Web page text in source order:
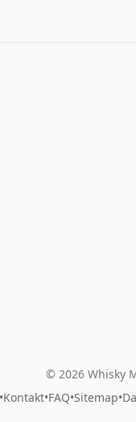
© 2026 Whisky
•Kontakt•FAQ•Sitemap•